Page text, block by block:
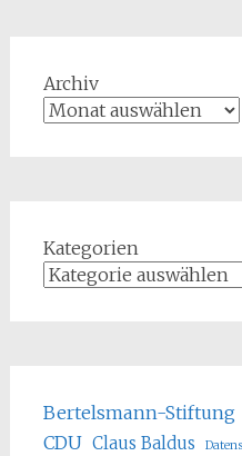
Archiv
Kategorien
Bertelsmann-Stiftung
CDU Claus Baldus